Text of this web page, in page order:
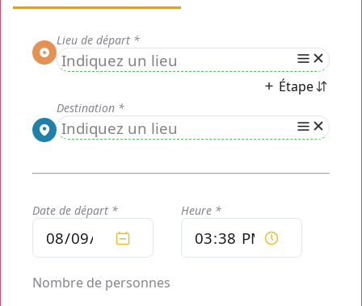
Chauffeur privé Paris
personnes rapide et efficace tout en maîtrisant votre
budget. Notre prestation est une alternative aux taxis
département des Yvelines. Nous
taxi Flins-sur-Seine
(78410).Nous pourrons, entre autre, réaliser vos
transferts aéroports et Gares, visite touristique, voyage
d'affaire ou déplacement privé, dans un cadre unique,
Mise à disposition
- Flotte de Véhicule.